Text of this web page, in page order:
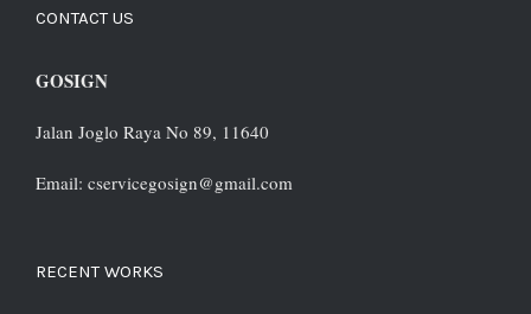
CONTACT US
GOSIGN
Jalan Joglo Raya No 89, 11640
Email: cservicegosign@gmail.com
RECENT WORKS